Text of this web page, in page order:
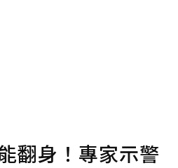
翻身！專家示警